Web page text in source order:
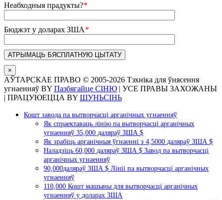
Неабходныя прадукты?*
Бюджэт у доларах ЗША*
×
АЎТАРСКАЕ ПРАВО © 2005-2026 Тэхніка для ўнясення
угнаенняў BY Пазбягайце СІНЮ | УСЕ ПРАВЫ ЗАХОЖАНЫ
| ПРАЦУЮЕЦЦА BY ШУНЬСІНЬ
пошта
Пераключыць
Кошт завода па вытворчасці арганічных угнаенняў
Як спраектаваць лінію па вытворчасці арганічных
угнаенняў 35,000 даляраў ЗША $
Як зрабіць арганічныя ўгнаенні з 4,5000 даляраў ЗША $
Наладзіць 60,000 даляраў ЗША $ Завод па вытворчасці
арганічных угнаенняў
90,000даляраў ЗША $ Лініі па вытворчасці арганічных
угнаенняў
110,000 Кошт машыны для вытворчасці арганічных
угнаенняў у доларах ЗША